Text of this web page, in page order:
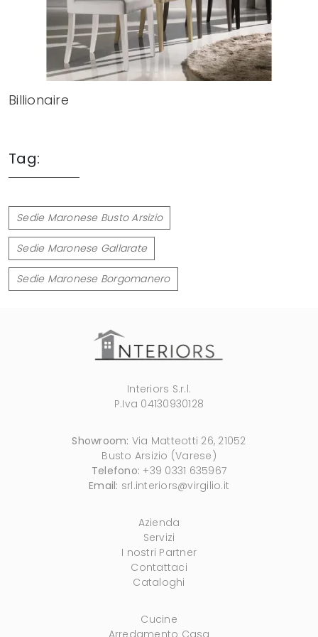
Billionaire
Tag:
Sedie Maronese Busto Arsizio
Sedie Maronese Gallarate
Sedie Maronese Borgomanero
Interiors S.r.l.
P.Iva 04130930128
Showroom: Via Matteotti 26, 21052
Busto Arsizio (Varese)
Telefono: +39 0331 635967
Email: srl.interiors@virgilio.it
Azienda
Servizi
I nostri Partner
Contattaci
Cataloghi
Cucine
Arredamento Casa